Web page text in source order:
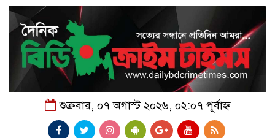
শুক্রবার, ০৭ অগাস্ট ২০২৬, ০২:০৭ পূর্বাহ্ন